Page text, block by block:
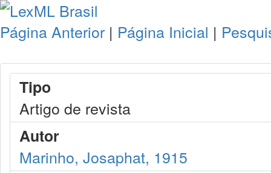
Página Anterior | Página Inicial |
Tipo
Artigo de revista
Autor
Marinho, Josaphat, 1915